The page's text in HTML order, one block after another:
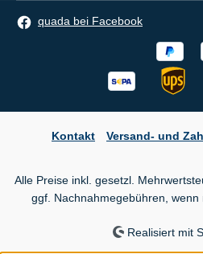
quada bei Facebook
Kontakt Versand- und
Alle Preise inkl. gesetzl.
ggf. Nachnahmegebühren, wenn
Realisiert mit